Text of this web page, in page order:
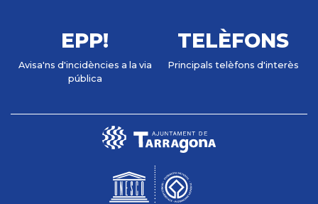
EPP!
Avisa'ns d'incidències a la via
pública
TELÈFONS
Principals telèfons d'interès